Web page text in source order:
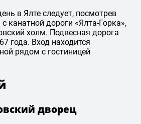
в Ялте следует, посмотрев
канатной дороги «Ялта-Горка»,
холм. Подвесная дорога
года. Вход находится
рядом с гостиницей
дворец